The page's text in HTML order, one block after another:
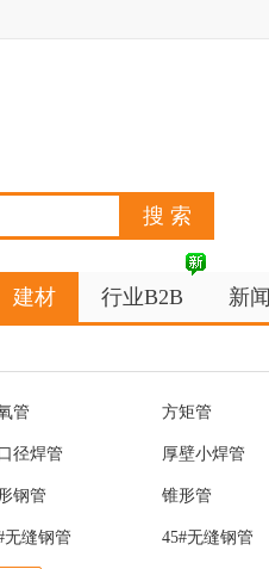
建材 行业B2B 新闻
管 方矩管
径焊管 厚壁小焊管
钢管 锥形管
无缝钢管 45#无缝钢管